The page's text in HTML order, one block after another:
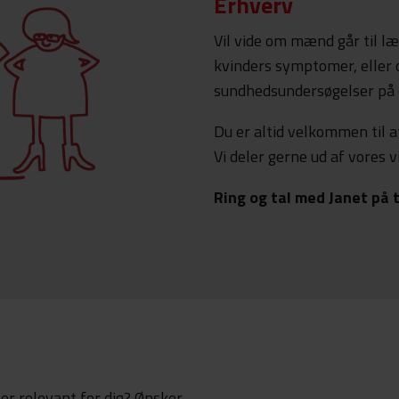
Vil vide om mænd går til
kvinders symptomer, eller
sundhedsundersøgelser
Du er altid velkommen til
Vi deler gerne ud af vores
Ring og tal med Janet